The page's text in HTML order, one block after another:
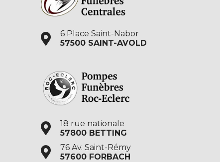
6 Place Saint-Nabor
57500 SAINT-AVOLD
18 rue nationale
57800 BETTING
76 Av. Saint-Rémy
57600 FORBACH